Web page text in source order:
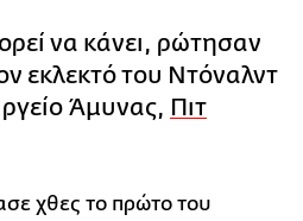
να κάνει, ρώτησαν
εκλεκτό του Ντόναλντ
Άμυνας, Πιτ
χθες το πρώτο του